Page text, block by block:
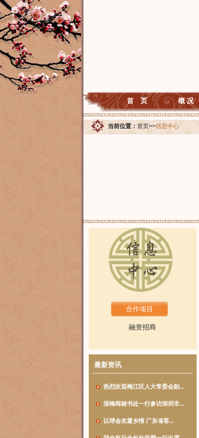
首 页 概 况
当前位置： 首页>>信息中心
合作项目
融资招商
最新资讯
热烈欢迎梅江区人大常委会副...
深梅商秘书处一行参访深圳市...
以球会友凝乡情 广东省客...